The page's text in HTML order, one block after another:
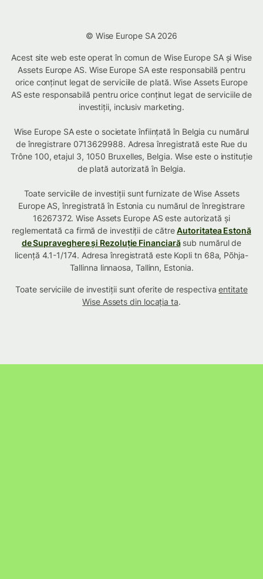
© Wise Europe SA 2026
Acest site web este operat în comun de Wise Europe SA și Wise
Assets Europe AS. Wise Europe SA este responsabilă pentru
orice conținut legat de serviciile de plată. Wise Assets Europe
AS este responsabilă pentru orice conținut legat de serviciile de
investiții, inclusiv marketing.
Wise Europe SA este o societate înființată în Belgia cu numărul
de înregistrare 0713629988. Adresa înregistrată este Rue du
Trône 100, etajul 3, 1050 Bruxelles, Belgia. Wise este o instituție
de plată autorizată în Belgia.
Toate serviciile de investiții sunt furnizate de Wise Assets
Europe AS, înregistrată în Estonia cu numărul de înregistrare
16267372. Wise Assets Europe AS este autorizată și
reglementată ca firmă de investiții de cătreAutoritatea Estonă
de Supraveghere și Rezoluție Financiarăsub numărul de
licență 4.1-1/174. Adresa înregistrată este Kopli tn 68a, Põhja-
Tallinna linnaosa, Tallinn, Estonia.
Toate serviciile de investiții sunt oferite de respectivaentitate
Wise Assets din locația ta.